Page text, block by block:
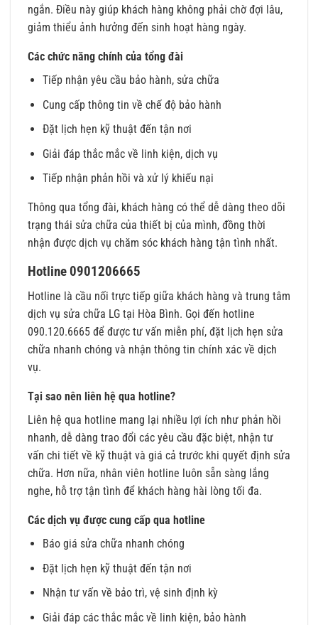
ngắn. Điều này giúp khách hàng không phải chờ đợi lâu,
giảm thiểu ảnh hưởng đến sinh hoạt hàng ngày.
Các chức năng chính của tổng đài
Tiếp nhận yêu cầu bảo hành, sửa chữa
Cung cấp thông tin về chế độ bảo hành
Đặt lịch hẹn kỹ thuật đến tận nơi
Giải đáp thắc mắc về linh kiện, dịch vụ
Tiếp nhận phản hồi và xử lý khiếu nại
Thông qua tổng đài, khách hàng có thể dễ dàng theo dõi
trạng thái sửa chữa của thiết bị của mình, đồng thời
nhận được dịch vụ chăm sóc khách hàng tận tình nhất.
Hotline 0901206665
Hotline là cầu nối trực tiếp giữa khách hàng và trung tâm
dịch vụ sửa chữa LG tại Hòa Bình. Gọi đến hotline
090.120.6665 để được tư vấn miễn phí, đặt lịch hẹn sửa
chữa nhanh chóng và nhận thông tin chính xác về dịch
vụ.
Tại sao nên liên hệ qua hotline?
Liên hệ qua hotline mang lại nhiều lợi ích như phản hồi
nhanh, dễ dàng trao đổi các yêu cầu đặc biệt, nhận tư
vấn chi tiết về kỹ thuật và giá cả trước khi quyết định sửa
chữa. Hơn nữa, nhân viên hotline luôn sẵn sàng lắng
nghe, hỗ trợ tận tình để khách hàng hài lòng tối đa.
Các dịch vụ được cung cấp qua hotline
Báo giá sửa chữa nhanh chóng
Đặt lịch hẹn kỹ thuật đến tận nơi
Nhận tư vấn về bảo trì, vệ sinh định kỳ
Giải đáp các thắc mắc về linh kiện, bảo hành